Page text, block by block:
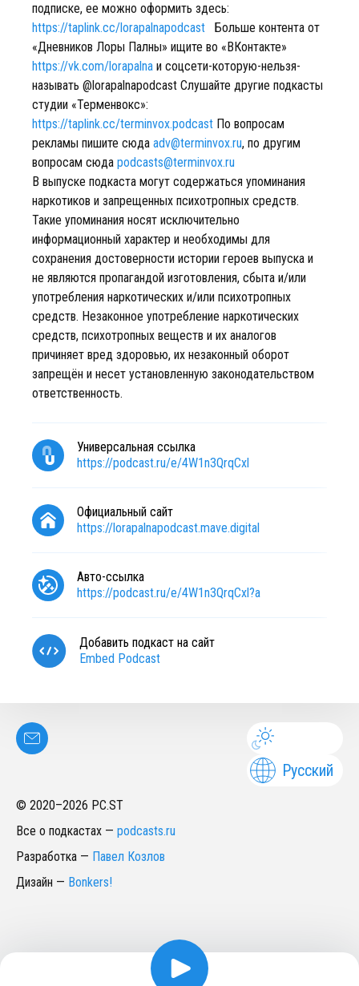
подписке, ее можно оформить здесь:
https://taplink.cc/lorapalnapodcast Больше контента от
«Дневников Лоры Палны» ищите во «ВКонтакте»
https://vk.com/lorapalna и соцсети-которую-нельзя-
называть @lorapalnapodcast Слушайте другие подкасты
студии «Терменвокс»:
https://taplink.cc/terminvox.podcast По вопросам
рекламы пишите сюда adv@terminvox.ru, по другим
вопросам сюда podcasts@terminvox.ru
В выпуске подкаста могут содержаться упоминания
наркотиков и запрещенных психотропных средств.
Такие упоминания носят исключительно
информационный характер и необходимы для
сохранения достоверности истории героев выпуска и
не являются пропагандой изготовления, сбыта и/или
употребления наркотических и/или психотропных
средств. Незаконное употребление наркотических
средств, психотропных веществ и их аналогов
причиняет вред здоровью, их незаконный оборот
запрещён и несет установленную законодательством
ответственность.
Универсальная ссылка
https://podcast.ru/e/4W1n3QrqCxl
Официальный сайт
https://lorapalnapodcast.mave.digital
Авто-ссылка
https://podcast.ru/e/4W1n3QrqCxl?a
Добавить подкаст на сайт
Embed Podcast
Русский
© 2020–2026 PC.ST
Все о подкастах — podcasts.ru
Разработка — Павел Козлов
Дизайн — Bonkers!